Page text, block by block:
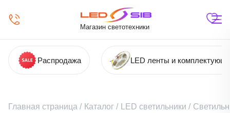
Магазин светотехники
Распродажа LED ленты и
Главная страница / Каталог / LED светильники /